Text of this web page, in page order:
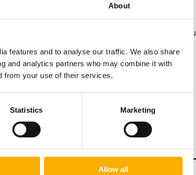
About
features and to analyse our traffic. We also share
and analytics partners who may combine it with
from your use of their services.
Statistics Marketing
Allow all
osłony mniejszej o kilka centymetrów, dzięki
100cm-102cm.